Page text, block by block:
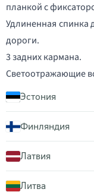
планкой с
Удлиненная спинка
дороги.
3 задних кармана.
Светоотражающие
Эстония
Финляндия
Латвия
Литва